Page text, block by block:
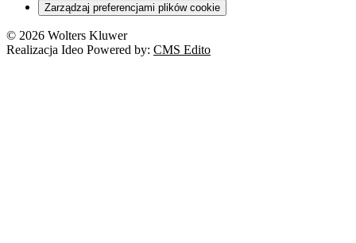
Zarządzaj preferencjami plików cookie
© 2026 Wolters Kluwer
Realizacja Ideo Powered by: CMS Edito